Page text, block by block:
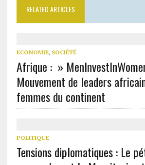
RELATED ARTICLES
ECONOMIE, SOCIÉTÉ
Afrique : »
Mouvement de leaders
femmes du continent
POLITIQUE
Tensions diplomatiques : Le